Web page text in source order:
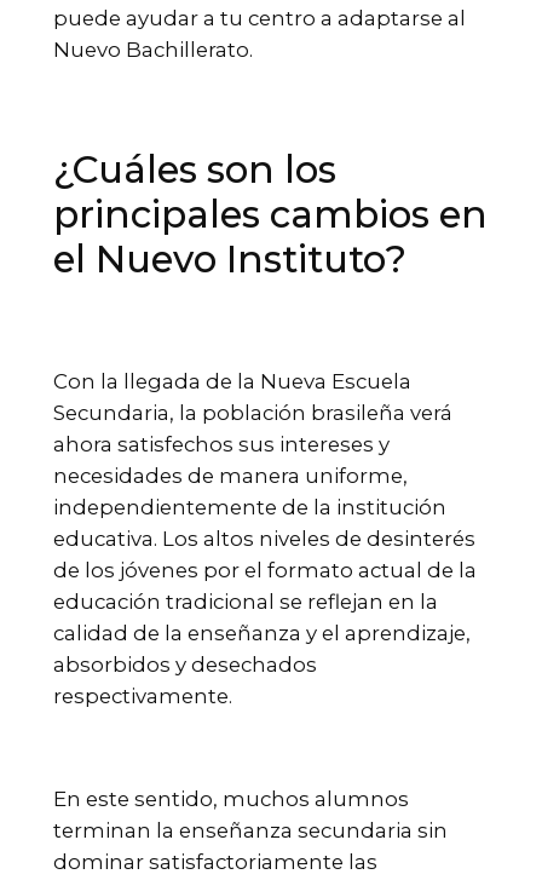
puede ayudar a tu centro a adaptarse al
Nuevo Bachillerato.
¿Cuáles son los
principales cambios en
el Nuevo Instituto?
Con la llegada de la Nueva Escuela
Secundaria, la población brasileña verá
ahora satisfechos sus intereses y
necesidades de manera uniforme,
independientemente de la institución
educativa. Los altos niveles de desinterés
de los jóvenes por el formato actual de la
educación tradicional se reflejan en la
calidad de la enseñanza y el aprendizaje,
absorbidos y desechados
respectivamente.
En este sentido, muchos alumnos
terminan la enseñanza secundaria sin
dominar satisfactoriamente las